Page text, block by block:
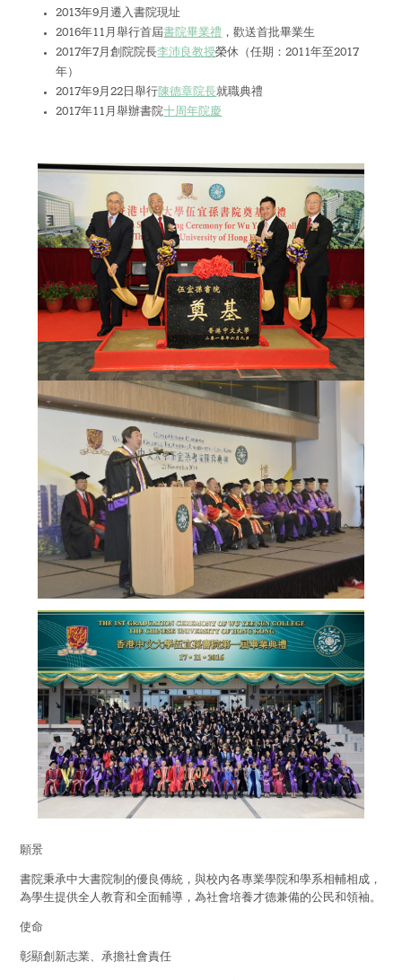
完善的書院設施
宿舍生活
概覽及統計
重要日子
書院生活及支援
宿舍生活
走讀生的書院生活
獎助學金及經濟援助
學生資助計劃
畢業及校友網絡
學生團體
學生關顧
書院成員支援
全人教育
通識教育課程
交流計劃
服務學習計劃
創意活動
綠色活動
運動與健康教育
2013年9月遷入書院現址
2016年11月舉行首屆書院畢業禮 ，歡送首批畢業生
2017年7月創院院長李沛良教授榮休（任期：2011年至2017
年）
2017年9月22日舉行陳德章院長就職典禮
2017年11月舉辦書院十周年院慶
願景
書院秉承中大書院制的優良傳統，與校內各專業學院和學系相輔相成，
為學生提供全人教育和全面輔導，為社會培養才德兼備的公民和領袖。
使命
彰顯創新志業、承擔社會責任